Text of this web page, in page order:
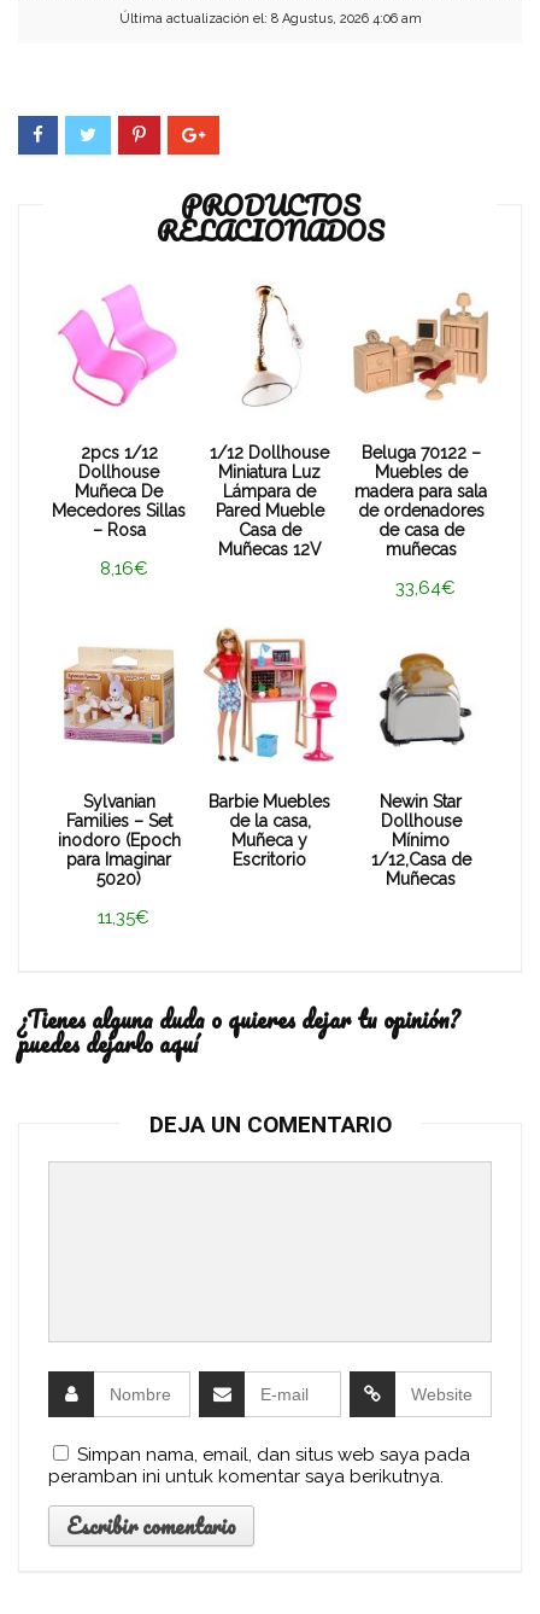
Última actualización el: 8 Agustus, 2026 4:06 am
PRODUCTOS
RELACIONADOS
2pcs 1/12
Dollhouse
Muñeca De
Mecedores Sillas
– Rosa
8,16€
1/12 Dollhouse
Miniatura Luz
Lámpara de
Pared Mueble
Casa de
Muñecas 12V
Beluga 70122 –
Muebles de
madera para sala
de ordenadores
de casa de
muñecas
33,64€
Sylvanian
Families – Set
inodoro (Epoch
para Imaginar
5020)
11,35€
Barbie Muebles
de la casa,
Muñeca y
Escritorio
Newin Star
Dollhouse
Mínimo
1/12,Casa de
Muñecas
¿Tienes alguna duda o quieres dejar tu opinión?
puedes dejarlo aquí
DEJA UN COMENTARIO
Simpan nama, email, dan situs web saya pada
peramban ini untuk komentar saya berikutnya.